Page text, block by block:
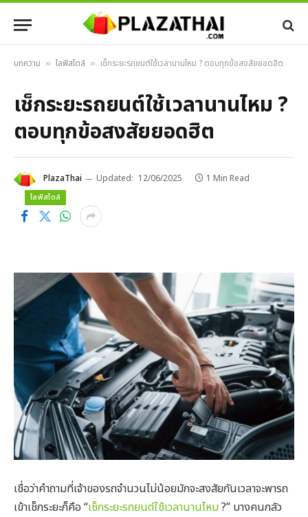
บทความ » ไลฟ์สไตล์ » เช็กระยะรถยนต์ใช้เวลานานไหม ? ตอบทุกข้อสงสัยยอดฮิต
เช็กระยะรถยนต์ใช้เวลานานไหม ?
ตอบทุกข้อสงสัยยอดฮิต
PlazaThai Updated: 12/06/2025 1 Min Read
ไลฟ์สไตล์
เชื่อว่าคำถามที่เจ้าของรถจำนวนไม่น้อยมักจะสงสัยกันเวลาจะพารถ
เข้าเช็กระยะก็คือ “เช็กระยะรถยนต์ใช้เวลานานไหม?” บางคนกลัว